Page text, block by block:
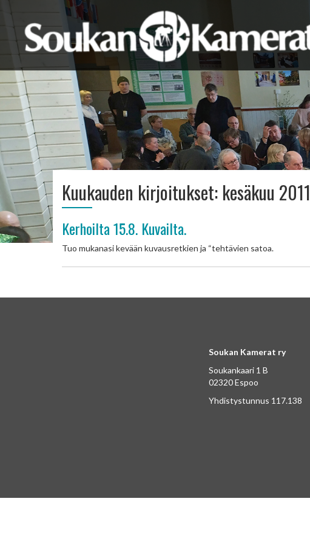
Kuukauden kirjoitukset: kesäkuu 2011
Kerhoilta 15.8. Kuvailta.
Tuo mukanasi kevään kuvausretkien ja “tehtävien satoa.
Soukan Kamerat ry
Soukankaari 1 B
02320 Espoo
Yhdistystunnus 117.138